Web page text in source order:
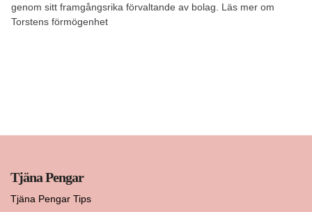
genom sitt framgångsrika förvaltande av bolag. Läs mer om
Torstens förmögenhet
Tjäna Pengar
Tjäna Pengar Tips